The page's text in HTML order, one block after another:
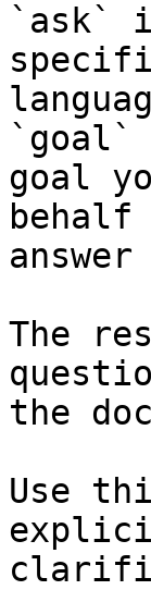
`ask`
`goal`
goal
The
the
Use